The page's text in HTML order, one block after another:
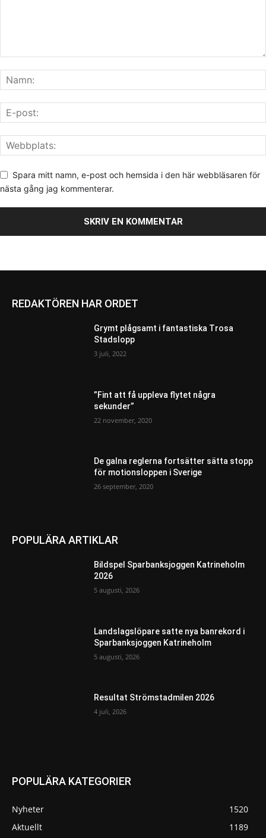
sker uppvärmningen med ”Hoppis och Skuttis” med Grodan,
Spara mitt namn, e-post och hemsida i den här webbläsaren för
nästa gång jag kommenterar.
REDAKTÖREN HAR ORDET
Grymt plågsamt i fantastiska Trosa
Stadslopp
3 juli, 2022
”Fint att få uppleva flytet några
sekunder”
22 november, 2020
De galna reglerna fortsätter sätta stopp
för motionsloppen i Sverige
26 september, 2020
POPULÄRA ARTIKLAR
Bildspel Sparbanksjoggen Katrineholm
2026
5 augusti, 2026
Landslagslöpare satte nya banrekord i
Sparbanksjoggen Katrineholm
5 augusti, 2026
Resultat Strömstadmilen 2026
4 juli, 2026
POPULÄRA KATEGORIER
Nyheter
1520
Aktuellt
1189